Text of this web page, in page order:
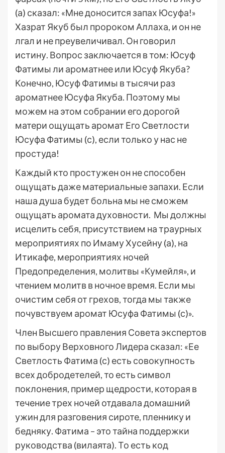
(а) сказал: «Мне доносится запах Юсуфа!»
Хазрат Якуб был пророком Аллаха, и он не
лгал и не преувеличивал. Он говорил
истину. Вопрос заключается в том: Юсуф
Фатимы ли ароматнее или Юсуф Якуба?
Конечно, Юсуф Фатимы в тысячи раз
ароматнее Юсуфа Якуба. Поэтому мы
можем на этом собрании его дорогой
матери ощущать аромат Его Светлости
Юсуфа Фатимы (с), если только у нас не
простуда!
Каждый кто простужен он не способен
ощущать даже материальные запахи. Если
наша душа будет больна мы не сможем
ощущать аромата духовности. Мы должны
исцелить себя, присутствием на траурных
мероприятиях по Имаму Хусейну (а), на
Итикафе, мероприятиях ночей
Предопределения, молитвы «Кумейля», и
чтением молитв в ночное время. Если мы
очистим себя от грехов, тогда мы также
почувствуем аромат Юсуфа Фатимы (с)».
Член Высшего правления Совета экспертов
по выбору Верховного Лидера сказал: «Ее
Светлость Фатима (с) есть совокупность
всех добродетелей, то есть символ
поклонения, пример щедрости, которая в
течение трех ночей отдавала домашний
ужин для разговения сироте, пленнику и
бедняку. Фатима – это тайна поддержки
руководства (вилаята). То есть код